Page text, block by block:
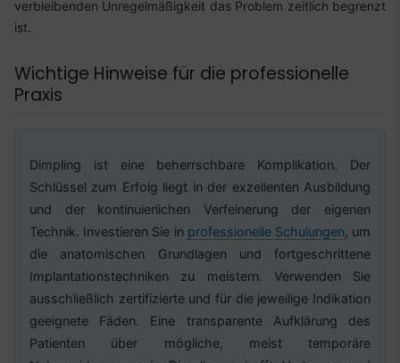
verbleibenden Unregelmäßigkeit das Problem zeitlich begrenzt
ist.
Wichtige Hinweise für die professionelle
Praxis
Dimpling ist eine beherrschbare Komplikation. Der
Schlüssel zum Erfolg liegt in der exzellenten Ausbildung
und der kontinuierlichen Verfeinerung der eigenen
Technik. Investieren Sie in professionelle Schulungen , um
die anatomischen Grundlagen und fortgeschrittene
Implantationstechniken zu meistern. Verwenden Sie
ausschließlich zertifizierte und für die jeweilige Indikation
geeignete Fäden. Eine transparente Aufklärung des
Patienten über mögliche, meist temporäre